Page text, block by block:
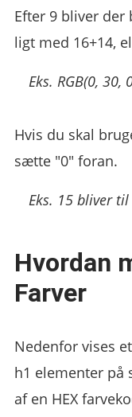
Efter 9 bliver der
ligt med 16+14,
Eks. RGB(0, 30,
Hvis du skal
sætte "0" foran.
Eks. 15 bliver til
Hvordan
Farver
Nedenfor vises
h1 elementer på
af en HEX